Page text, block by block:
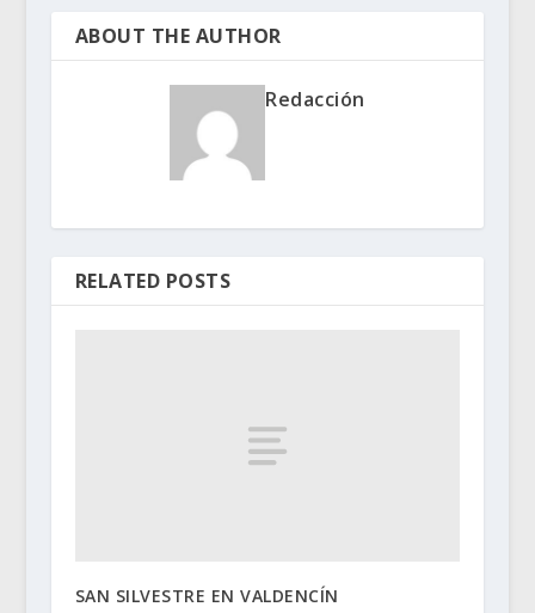
ABOUT THE AUTHOR
Redacción
RELATED POSTS
SAN SILVESTRE EN VALDENCÍN